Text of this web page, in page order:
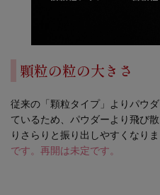
顆粒の粒の大きさ
従来の「顆粒タイプ」よりパウ
ているため、パウダーより飛び
りさらりと振り出しやすくなり
です。再開は未定です。